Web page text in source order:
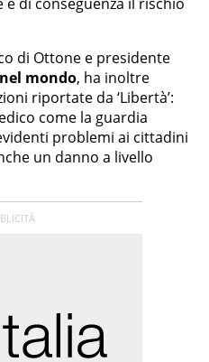
di Ottone e presidente
mondo, ha inoltre
riportate da ‘Libertà’:
come la guardia
problemi ai cittadini
un danno a livello